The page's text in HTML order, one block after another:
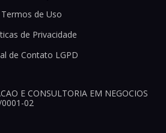
Termos de Uso
de Privacidade
de Contato LGPD
E CONSULTORIA EM NEGOCIOS
0001-02